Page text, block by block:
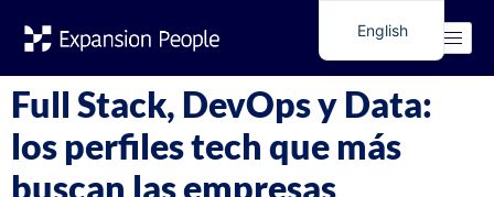
Tag:IT
Full Stack, DevOps y Data:
los perfiles tech que más
buscan las empresas
English
Spanish